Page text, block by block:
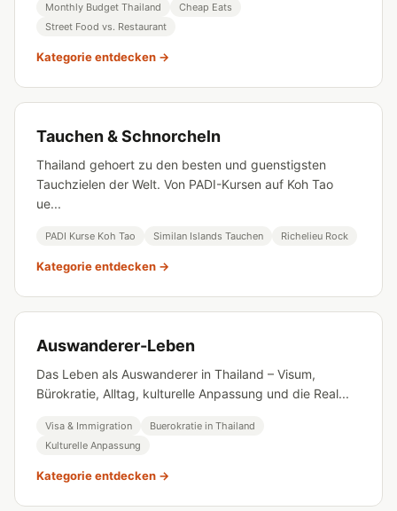
Monthly Budget Thailand
Cheap Eats
Street Food vs. Restaurant
Kategorie entdecken →
Tauchen & Schnorcheln
Thailand gehoert zu den besten und guenstigsten
Tauchzielen der Welt. Von PADI-Kursen auf Koh Tao
ue...
PADI Kurse Koh Tao Similan Islands Tauchen Richelieu Rock
Kategorie entdecken →
Auswanderer-Leben
Das Leben als Auswanderer in Thailand – Visum,
Bürokratie, Alltag, kulturelle Anpassung und die Real...
Visa & Immigration
Buerokratie in Thailand
Kulturelle Anpassung
Kategorie entdecken →